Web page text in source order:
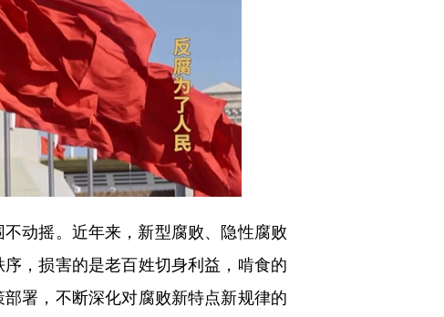
动摇。近年来，新型腐败、隐性腐败
，损害的是老百姓切身利益，啃食的
署，不断深化对腐败新特点新规律的